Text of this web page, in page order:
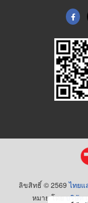
ลิขสิทธิ์ © 2569ไทยแ
หมาย โดยบริษัท